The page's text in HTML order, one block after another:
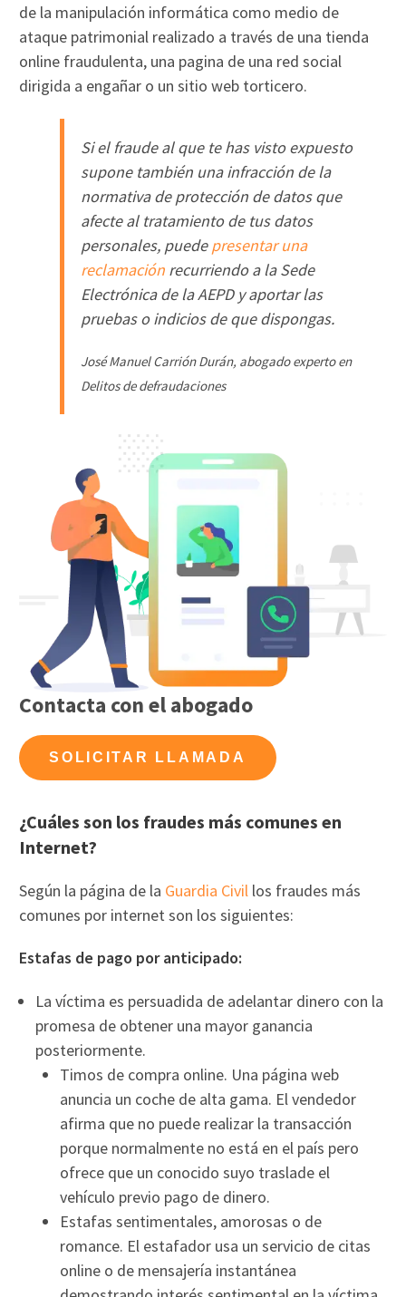
de la manipulación informática como medio de
ataque patrimonial realizado a través de una tienda
online fraudulenta, una pagina de una red social
dirigida a engañar o un sitio web torticero.
Si el fraude al que te has visto expuesto
supone también una infracción de la
normativa de protección de datos que
afecte al tratamiento de tus datos
personales, puedepresentar una
reclamación recurriendo a la Sede
Electrónica de la AEPD y aportar las
pruebas o indicios de que dispongas.
José Manuel Carrión Durán, abogado experto en
Delitos de defraudaciones
Contacta con el abogado
SOLICITAR LLAMADA
¿Cuáles son los fraudes más comunes en
Internet?
Según la página de la Guardia Civil los fraudes más
comunes por internet son los siguientes:
Estafas de pago por anticipado:
La víctima es persuadida de adelantar dinero con la
promesa de obtener una mayor ganancia
posteriormente.
Timos de compra online. Una página web
anuncia un coche de alta gama. El vendedor
afirma que no puede realizar la transacción
porque normalmente no está en el país pero
ofrece que un conocido suyo traslade el
vehículo previo pago de dinero.
Estafas sentimentales, amorosas o de
romance. El estafador usa un servicio de citas
online o de mensajería instantánea